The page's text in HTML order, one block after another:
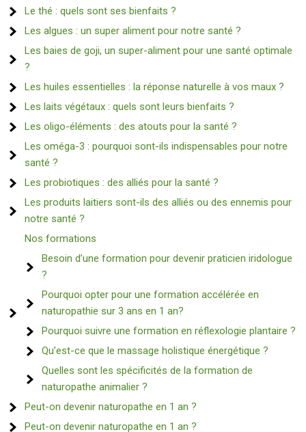
Le thé : quels sont ses bienfaits ?
Les algues : un super aliment pour notre santé ?
Les baies de goji, un super-aliment pour une santé optimale
?
Les huiles essentielles : la réponse naturelle à vos maux ?
Les laits végétaux : quels sont leurs bienfaits ?
Les oligo-éléments : des atouts pour la santé ?
Les oméga-3 : pourquoi sont-ils indispensables pour notre
santé ?
Les probiotiques : des alliés pour la santé ?
Les produits laitiers sont-ils des alliés ou des ennemis pour
notre santé ?
Nos formations
Besoin d’une formation pour devenir praticien iridologue
?
Pourquoi opter pour une formation accélérée en
naturopathie sur 3 ans en 1 an?
Pourquoi suivre une formation en réflexologie plantaire ?
Qu’est-ce que le massage holistique énergétique ?
Quelles sont les spécificités de la formation de
naturopathe animalier ?
Peut-on devenir naturopathe en 1 an ?
Peut-on devenir naturopathe en 1 an ?